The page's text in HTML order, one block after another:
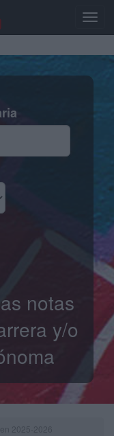
Toggle
notas
y/o